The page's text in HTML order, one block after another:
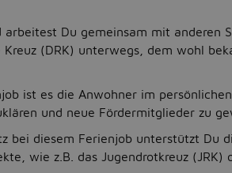
Du gemeinsam mit anderen
(DRK) unterwegs, dem wohl
ist es die Anwohner im
und neue Fördermitglieder zu
bei diesem Ferienjob unterstützt Du
wie z.B. das Jugendrotkreuz (JRK)